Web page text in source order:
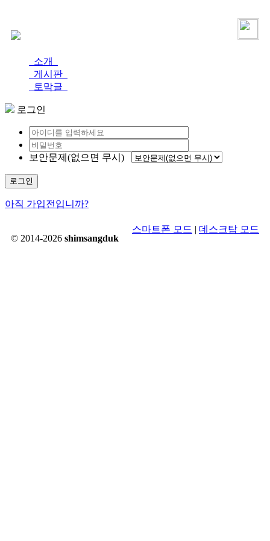
소개
게시판
토막글
로그인
보안문제(없으면 무시)
로그인
아직 가입전입니까?
© 2014-2026 shimsangduk
스마트폰 모드 | 데스크탑 모드